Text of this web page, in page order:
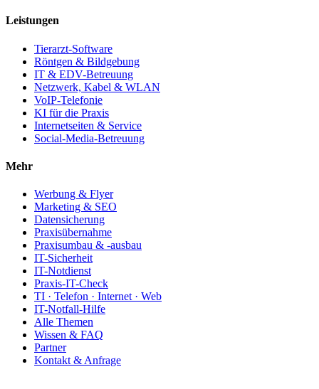
Leistungen
Tierarzt-Software
Röntgen & Bildgebung
IT & EDV-Betreuung
Netzwerk, Kabel & WLAN
VoIP-Telefonie
KI für die Praxis
Internetseiten & Service
Social-Media-Betreuung
Mehr
Werbung & Flyer
Marketing & SEO
Datensicherung
Praxisübernahme
Praxisumbau & -ausbau
IT-Sicherheit
IT-Notdienst
Praxis-IT-Check
TI · Telefon · Internet · Web
IT-Notfall-Hilfe
Alle Themen
Wissen & FAQ
Partner
Kontakt & Anfrage